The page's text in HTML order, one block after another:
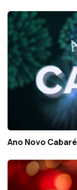
Ano Novo Cabaré